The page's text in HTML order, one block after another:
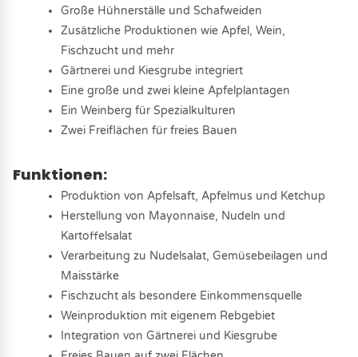
Große Hühnerställe und Schafweiden
Zusätzliche Produktionen wie Apfel, Wein,
Fischzucht und mehr
Gärtnerei und Kiesgrube integriert
Eine große und zwei kleine Apfelplantagen
Ein Weinberg für Spezialkulturen
Zwei Freiflächen für freies Bauen
Funktionen:
Produktion von Apfelsaft, Apfelmus und Ketchup
Herstellung von Mayonnaise, Nudeln und
Kartoffelsalat
Verarbeitung zu Nudelsalat, Gemüsebeilagen und
Maisstärke
Fischzucht als besondere Einkommensquelle
Weinproduktion mit eigenem Rebgebiet
Integration von Gärtnerei und Kiesgrube